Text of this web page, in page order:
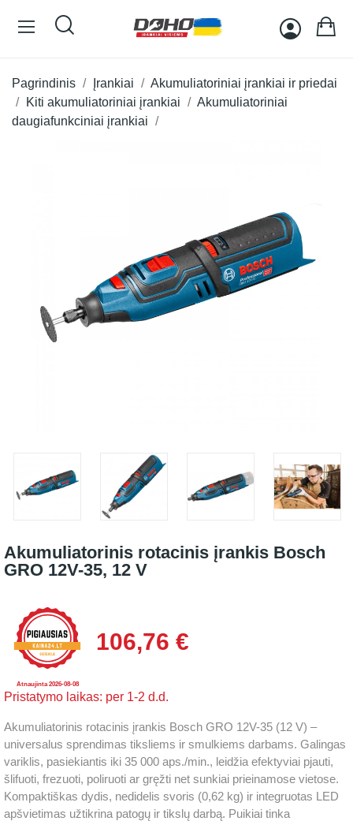
Pagrindinis Įrankiai
Akumuliatoriniai įrankiai ir priedai
Kiti akumuliatoriniai įrankiai
Akumuliatoriniai
daugiafunkciniai įrankiai
Akumuliatorinis rotacinis įrankis Bosch
GRO 12V-35, 12 V
106,76 €
Atnaujinta 2026-08-08
Pristatymo laikas: per 1-2 d.d.
Akumuliatorinis rotacinis įrankis Bosch GRO 12V-35 (12 V) –
universalus sprendimas tiksliems ir smulkiems darbams. Galingas
variklis, pasiekiantis iki 35 000 aps./min., leidžia efektyviai pjauti,
šlifuoti, frezuoti, poliruoti ar gręžti net sunkiai prieinamose vietose.
Kompaktiškas dydis, nedidelis svoris (0,62 kg) ir integruotas LED
apšvietimas užtikrina patogų ir tikslų darbą. Puikiai tinka